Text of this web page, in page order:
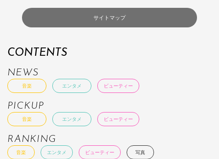
サイトマップ
CONTENTS
NEWS
音楽 エンタメ ビューティー
PICKUP
音楽 エンタメ ビューティー
RANKING
音楽 エンタメ ビューティー 写真